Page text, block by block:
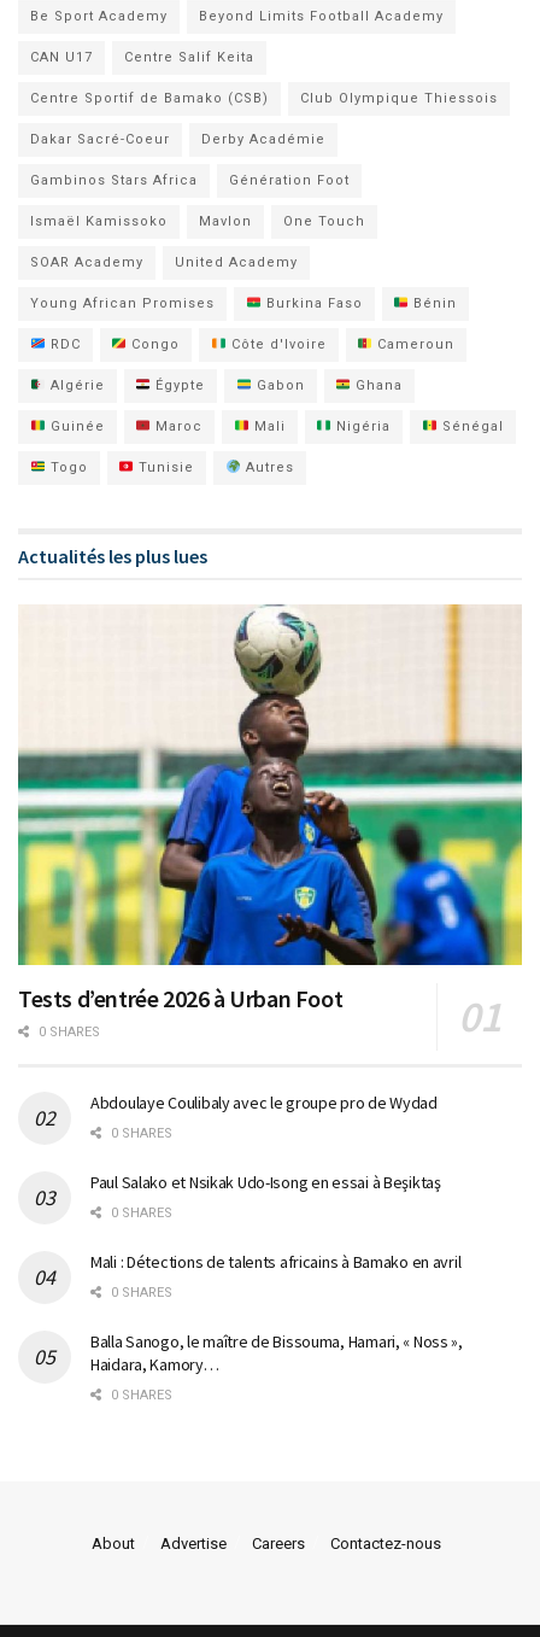
Be Sport Academy Beyond Limits Football Academy
CAN U17 Centre Salif Keita
Centre Sportif de Bamako (CSB) Club Olympique Thiessois
Dakar Sacré-Coeur Derby Académie
Gambinos Stars Africa Génération Foot
Ismaël Kamissoko Mavlon One Touch
SOAR Academy United Academy
Young African Promises Burkina Faso Bénin
RDC Congo Côte d'Ivoire Cameroun
Algérie Égypte Gabon Ghana
Guinée Maroc Mali Nigéria Sénégal
Togo Tunisie Autres
Actualités les plus lues
Tests d’entrée 2026 à Urban Foot
0 SHARES
Abdoulaye Coulibaly avec le groupe pro de Wydad
0 SHARES
Paul Salako et Nsikak Udo-Isong en essai à Beşiktaş
0 SHARES
Mali : Détections de talents africains à Bamako en avril
0 SHARES
Balla Sanogo, le maître de Bissouma, Hamari, « Noss »,
Haidara, Kamory…
0 SHARES
About Advertise Careers Contactez-nous